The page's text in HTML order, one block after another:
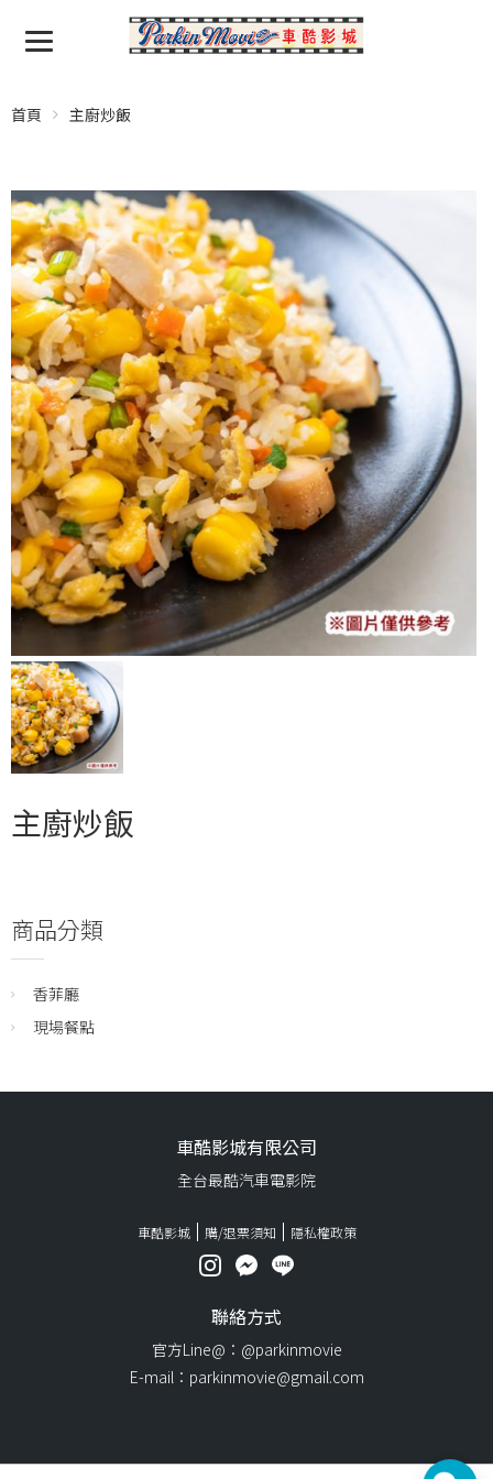
首頁 主廚炒飯
主廚炒飯
商品分類
香菲廳
現場餐點
車酷影城有限公司
全台最酷汽車電影院
車酷影城 購/退票須知 隱私權政策
聯絡方式
官方Line@：@parkinmovie
E-mail：parkinmovie@gmail.com